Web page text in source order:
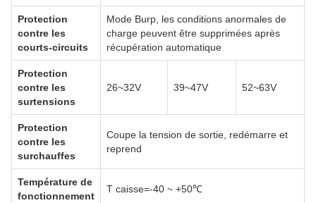
Protection
contre les
courts-circuits
Mode Burp, les conditions anormales de
charge peuvent être supprimées après
récupération automatique
Protection
contre les
surtensions
26~32V 39~47V 52~63V
Protection
contre les
surchauffes
Coupe la tension de sortie, redémarre et
reprend
Température de
fonctionnement
T caisse=-40 ~ +50℃